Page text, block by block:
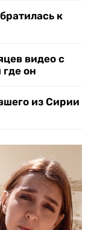
к
видео с
он
из Сирии